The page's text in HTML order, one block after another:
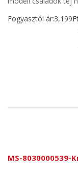
Fogyasztói
MS-8030000539-